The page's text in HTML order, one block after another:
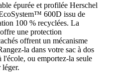
épurée et profilée Herschel
600D issu de
100 % recyclées. La
une protection
offrent un mécanisme
la dans votre sac à dos
ou emportez-la seule